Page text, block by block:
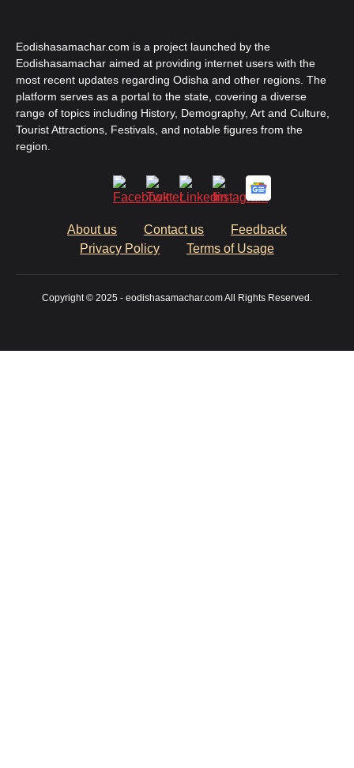
Eodishasamachar.com is a project launched by the
Eodishasamachar aimed at providing internet users with the
most recent updates regarding Odisha and other regions. The
platform serves as a portal to the state, covering a diverse
range of topics including History, Demography, Art and Culture,
Tourist Attractions, Festivals, and notable figures from the
region.
About us Contact us
Feedback
Privacy Policy
Terms of Usage
Copyright © 2025 - eodishasamachar.com All Rights Reserved.